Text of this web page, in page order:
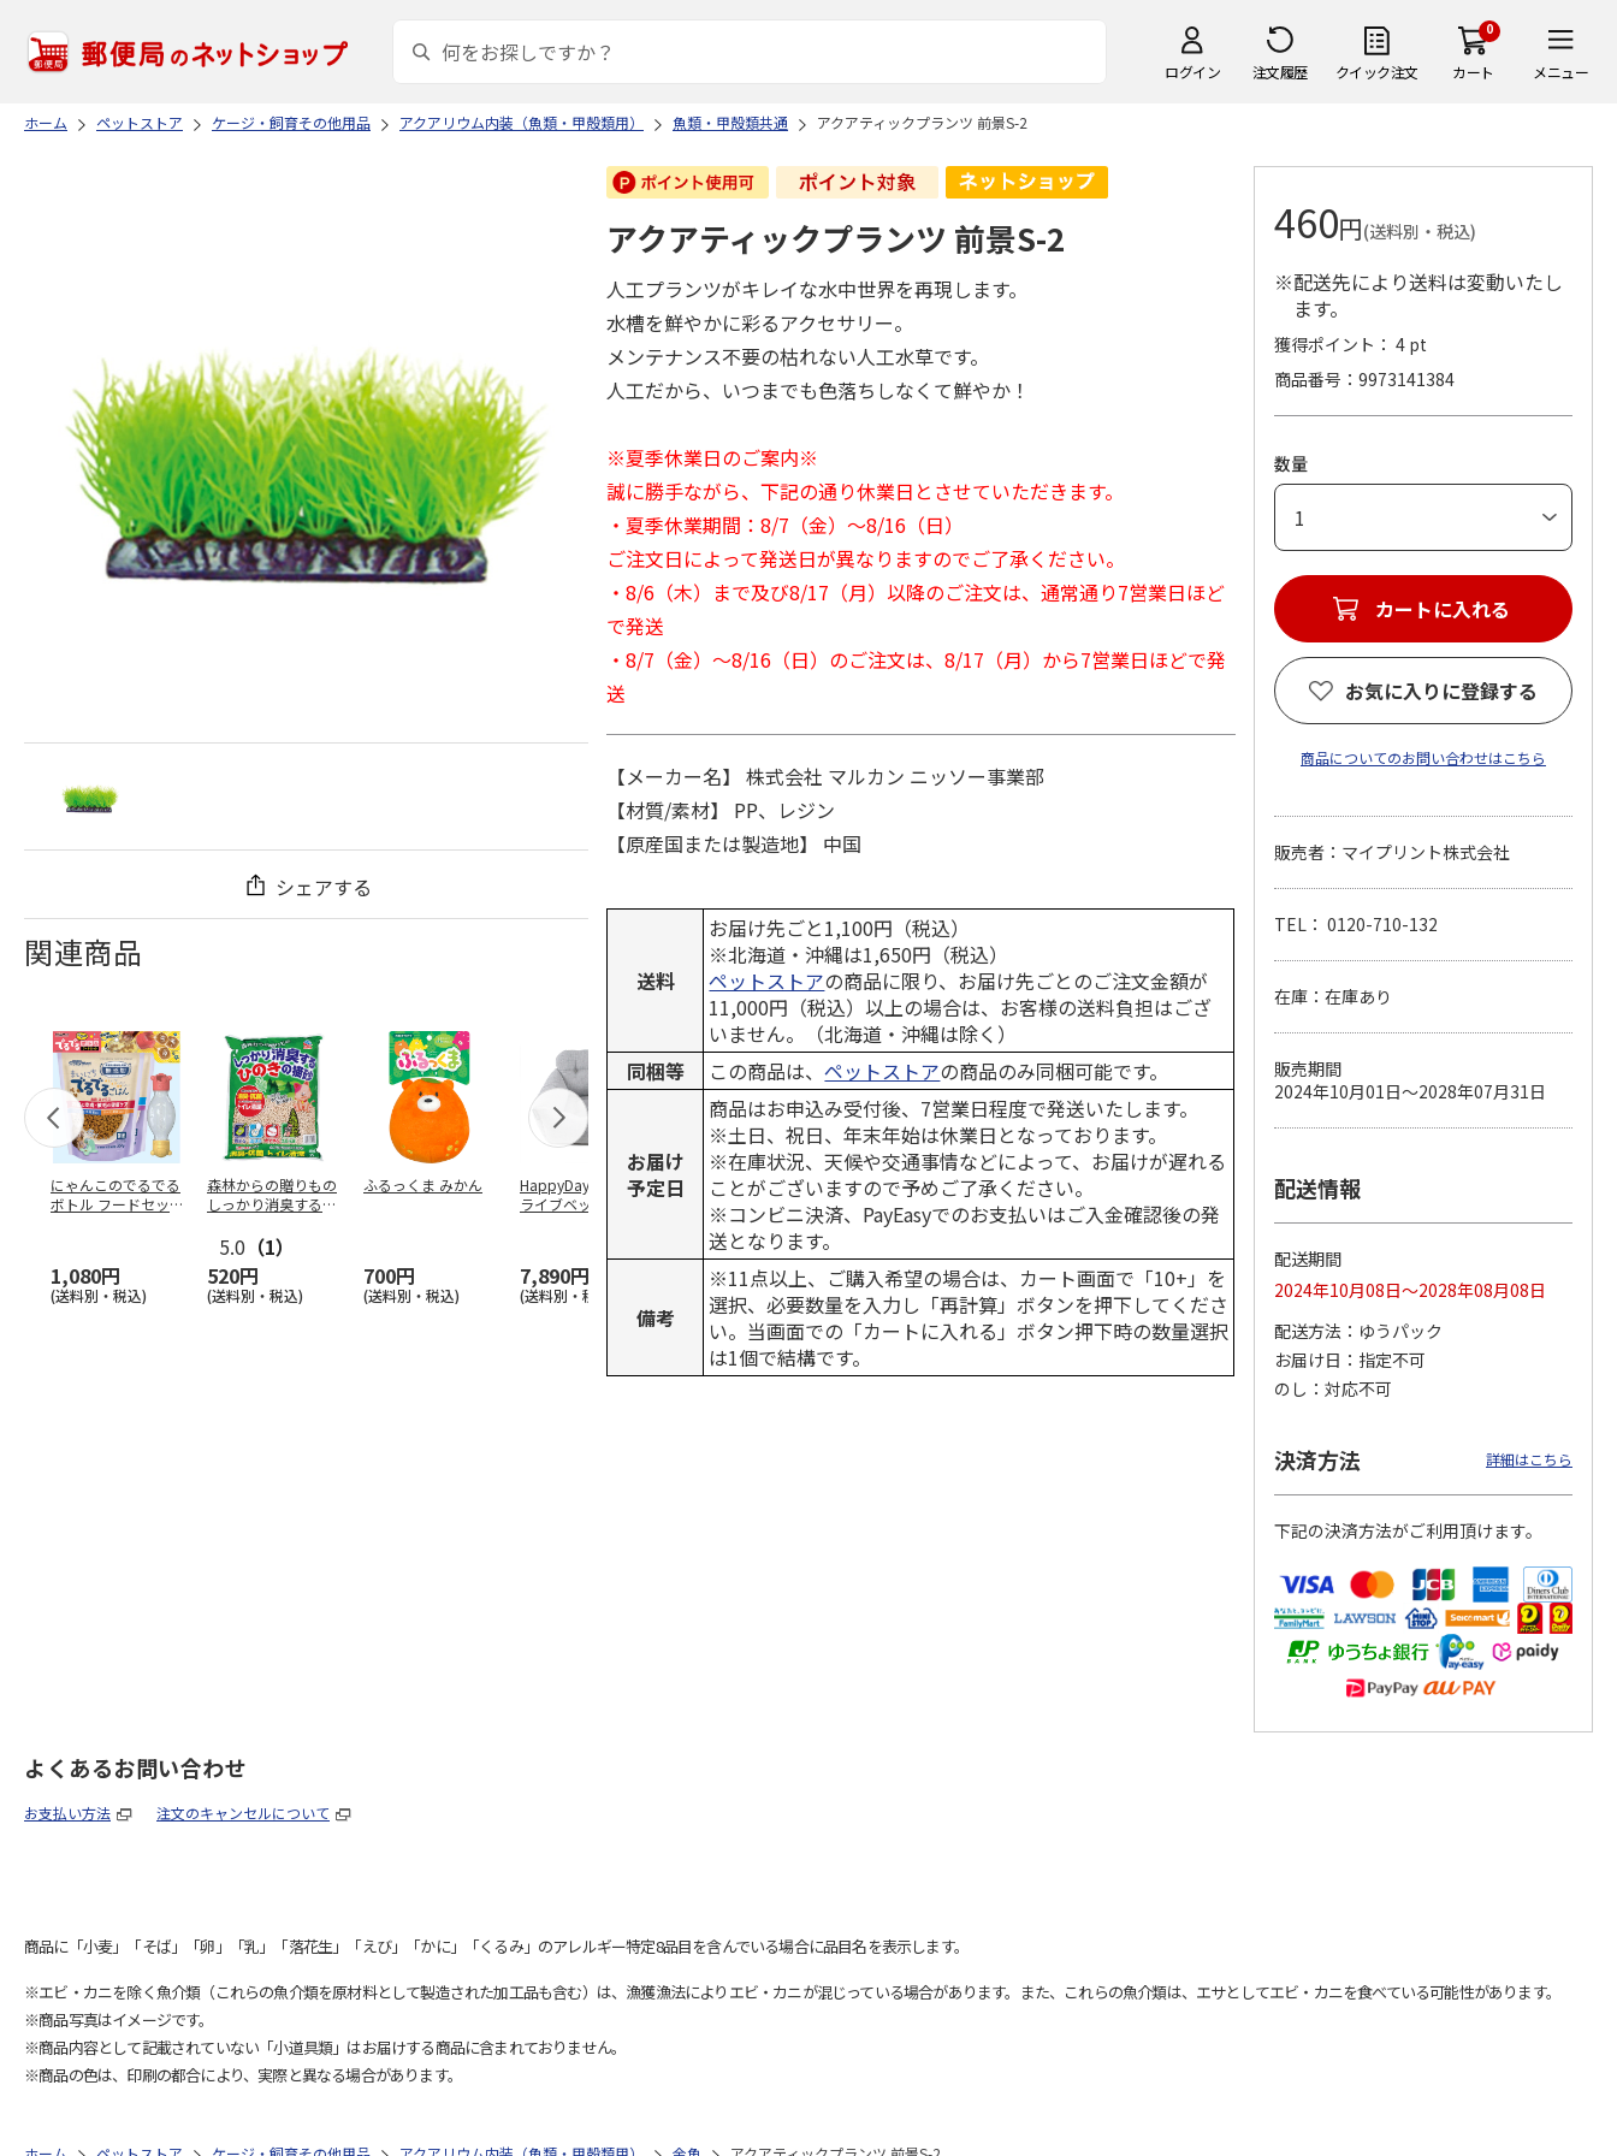
ログイン 注文履歴 クイック注文
0
カート メニュー
ホーム ペットストア ケージ・飼育その他用品 アクアリウム内装（魚類・甲殻類用） 魚類・甲殻類共通 アクアティックプランツ 前景S-2
シェアする
関連商品
にゃんこのでるでる
ボトル フードセッ
1,080円
(送料別・税込)
森林からの贈りもの
しっかり消臭するひ
5.0 （1）
520円
(送料別・税込)
ふるっくま みかん
700円
(送料別・税込)
HappyDays 2wayド
ライブベッド グレ
7,890円
(送料別・税込)
獣医師開発 ニオイ
をとる砂専用 猫ト
イレ ナチュラルグ
1,550円
(送料別・税込)
デオトイレ 飛び散
らない消臭・抗菌サ
ンド 4L
1,320円
(送料別・税込)
無添加良品 カムカ
ムデンタルコーン
ぐるぐるボーン型 S
470円
(送料別・税込)
チ 健康に育つ子ね
こ用 まぐろ・かつ
120円
(送料別・税込)
ペット線香 虹のか
なた フルーティフ
ローラルの香り
590円
(送料別・税込)
100円
(送料別・税込)
アクアティックプランツ 前景S-2
人工プランツがキレイな水中世界を再現します。
水槽を鮮やかに彩るアクセサリー。
メンテナンス不要の枯れない人工水草です。
人工だから、いつまでも色落ちしなくて鮮やか！
※夏季休業日のご案内※
誠に勝手ながら、下記の通り休業日とさせていただきます。
・夏季休業期間：8/7（金）～8/16（日）
ご注文日によって発送日が異なりますのでご了承ください。
・8/6（木）まで及び8/17（月）以降のご注文は、通常通り7営業日ほど
で発送
・8/7（金）～8/16（日）のご注文は、8/17（月）から7営業日ほどで発
送
【メーカー名】 株式会社 マルカン ニッソー事業部
【材質/素材】 PP、レジン
【原産国または製造地】 中国
送料
お届け先ごと1,100円（税込）
※北海道・沖縄は1,650円（税込）
ペットストアの商品に限り、お届け先ごとのご注文金額が
11,000円（税込）以上の場合は、お客様の送料負担はござ
いません。（北海道・沖縄は除く）
同梱等
この商品は、ペットストアの商品のみ同梱可能です。
お届け
予定日
商品はお申込み受付後、7営業日程度で発送いたします。
※土日、祝日、年末年始は休業日となっております。
※在庫状況、天候や交通事情などによって、お届けが遅れる
ことがございますので予めご了承ください。
※コンビニ決済、PayEasyでのお支払いはご入金確認後の発
送となります。
備考
※11点以上、ご購入希望の場合は、カート画面で「10+」を
選択、必要数量を入力し「再計算」ボタンを押下してくださ
い。当画面での「カートに入れる」ボタン押下時の数量選択
は1個で結構です。
460円(送料別・税込)
※配送先により送料は変動いたし
ます。
獲得ポイント： 4 pt
商品番号
9973141384
数量
カートに入れる
お気に入りに登録する
商品についてのお問い合わせはこちら
販売者：マイプリント株式会社
TEL： 0120-710-132
在庫：在庫あり
販売期間
2024年10月01日～2028年07月31日
配送情報
配送期間
2024年10月08日～2028年08月08日
配送方法
ゆうパック
お届け日
指定不可
のし
対応不可
決済方法 詳細はこちら
下記の決済方法がご利用頂けます。
よくあるお問い合わせ
お支払い方法 注文のキャンセルについて
商品に「小麦」「そば」「卵」「乳」「落花生」「えび」「かに」「くるみ」のアレルギー特定8品目を含んでいる場合に品目名を表示します。
※エビ・カニを除く魚介類（これらの魚介類を原材料として製造された加工品も含む）は、漁獲漁法によりエビ・カニが混じっている場合があります。また、これらの魚介類は、エサとしてエビ・カニを食べている可能性があります。
※商品写真はイメージです。
※商品内容として記載されていない「小道具類」はお届けする商品に含まれておりません。
※商品の色は、印刷の都合により、実際と異なる場合があります。